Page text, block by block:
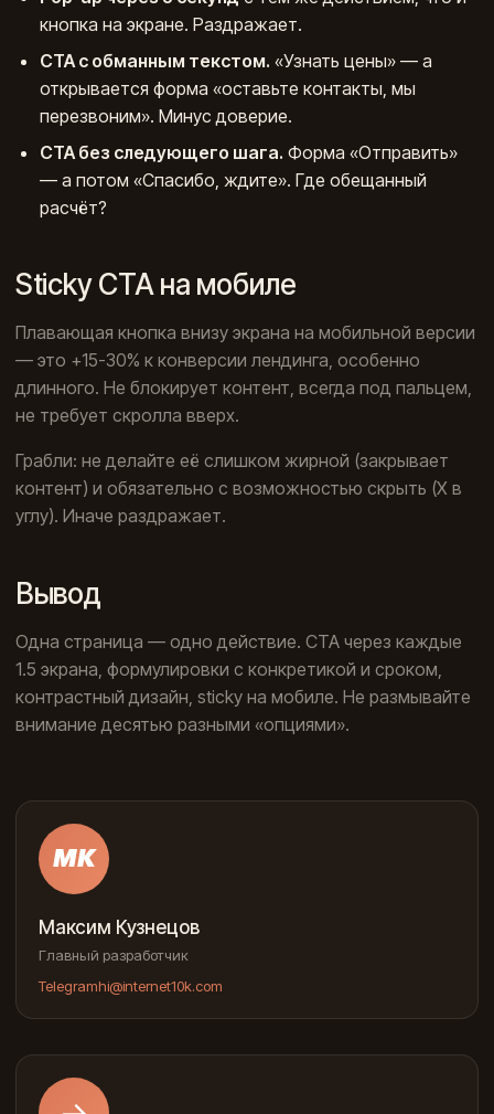
кнопка на экране. Раздражает.
CTA с обманным текстом. «Узнать цены» — а
открывается форма «оставьте контакты, мы
перезвоним». Минус доверие.
CTA без следующего шага. Форма «Отправить»
— а потом «Спасибо, ждите». Где обещанный
расчёт?
Sticky CTA на мобиле
Плавающая кнопка внизу экрана на мобильной версии
— это +15-30% к конверсии лендинга, особенно
длинного. Не блокирует контент, всегда под пальцем,
не требует скролла вверх.
Грабли: не делайте её слишком жирной (закрывает
контент) и обязательно с возможностью скрыть (X в
углу). Иначе раздражает.
Вывод
Одна страница — одно действие. CTA через каждые
1.5 экрана, формулировки с конкретикой и сроком,
контрастный дизайн, sticky на мобиле. Не размывайте
внимание десятью разными «опциями».
МК
Максим Кузнецов
Главный разработчик
Telegramhi@internet10k.com